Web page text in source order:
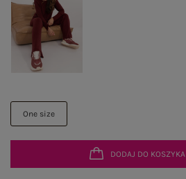
One size
DODAJ DO KOSZYKA